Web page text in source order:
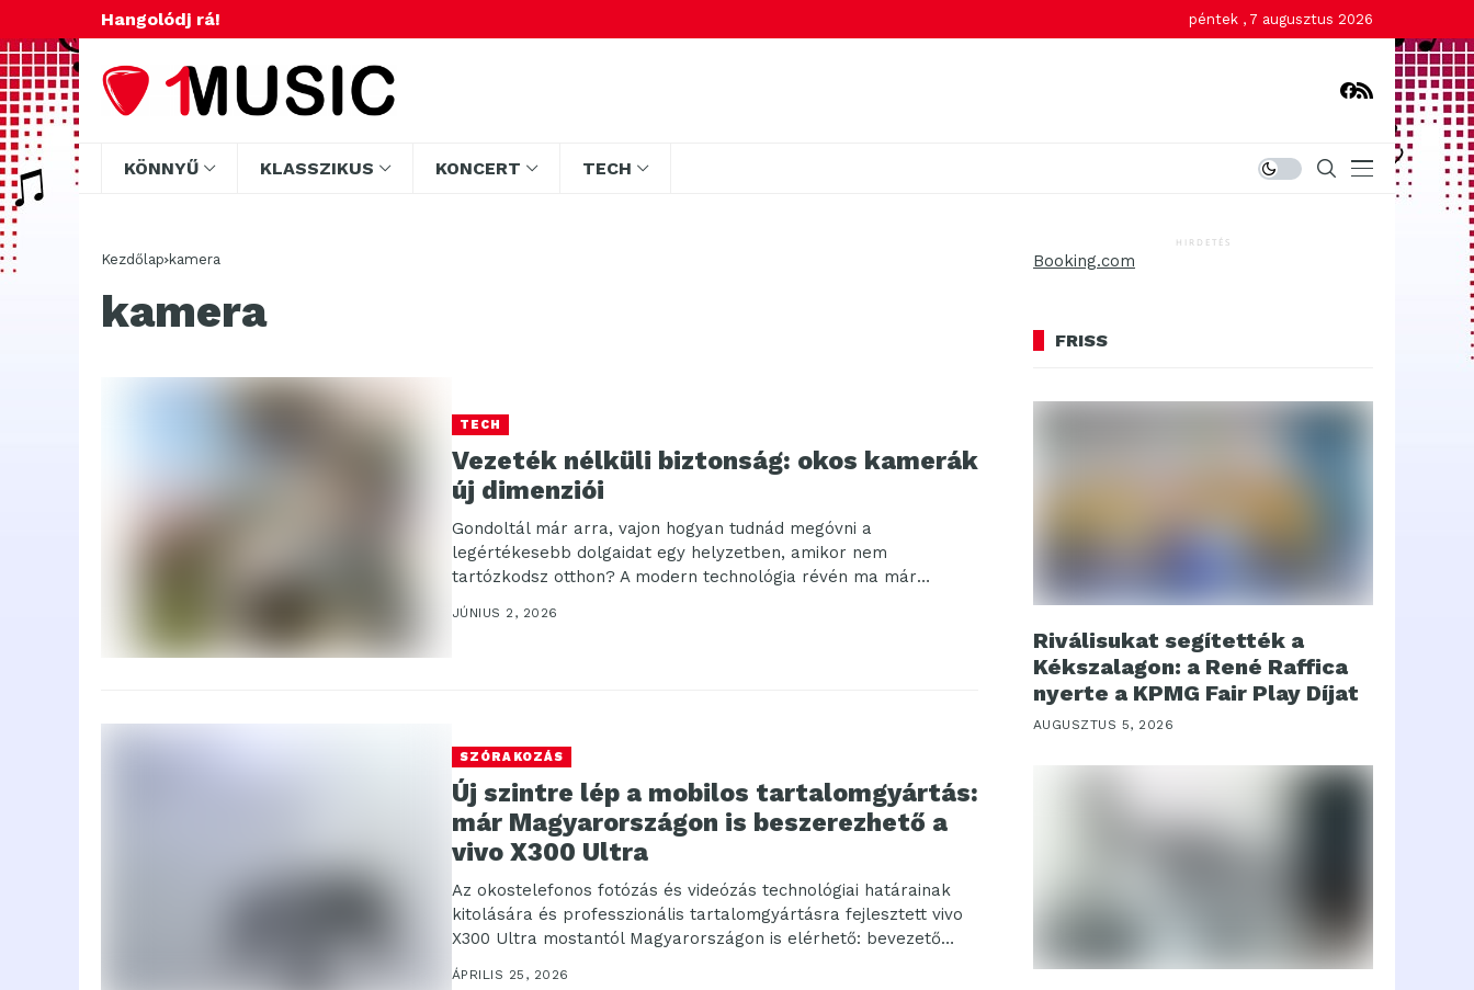
Hangolódj rá! péntek , 7 augusztus 2026
KÖNNYŰ KLASSZIKUS KONCERT TECH
Kezdőlap kamera
kamera
TECH
Vezeték nélküli biztonság: okos kamerák
új dimenziói
Gondoltál már arra, vajon hogyan tudnád megóvni a
legértékesebb dolgaidat egy helyzetben, amikor nem
tartózkodsz otthon? A modern technológia révén ma már
könnyedén...
JÚNIUS 2, 2026
SZÓRAKOZÁS
Új szintre lép a mobilos tartalomgyártás:
már Magyarországon is beszerezhető a
vivo X300 Ultra
Az okostelefonos fotózás és videózás technológiai határainak
kitolására és professzionális tartalomgyártásra fejlesztett vivo
X300 Ultra mostantól Magyarországon is elérhető: bevezető
ÁPRILIS 25, 2026
HIRDETÉS
Booking.com
FRISS
Riválisukat segítették a
Kékszalagon: a René Raffica
nyerte a KPMG Fair Play Díjat
AUGUSZTUS 5, 2026